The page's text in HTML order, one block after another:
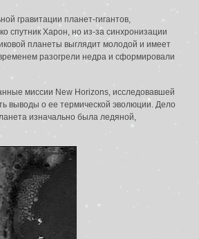
гравитации планет-гигантов,
спутник Харон, но из-за синхронизации
планеты выглядит молодой и имеет
разогрели недра и сформировали
миссии New Horizons, исследовавшей
выводы о ее термической эволюции. Дело
изначально была ледяной,